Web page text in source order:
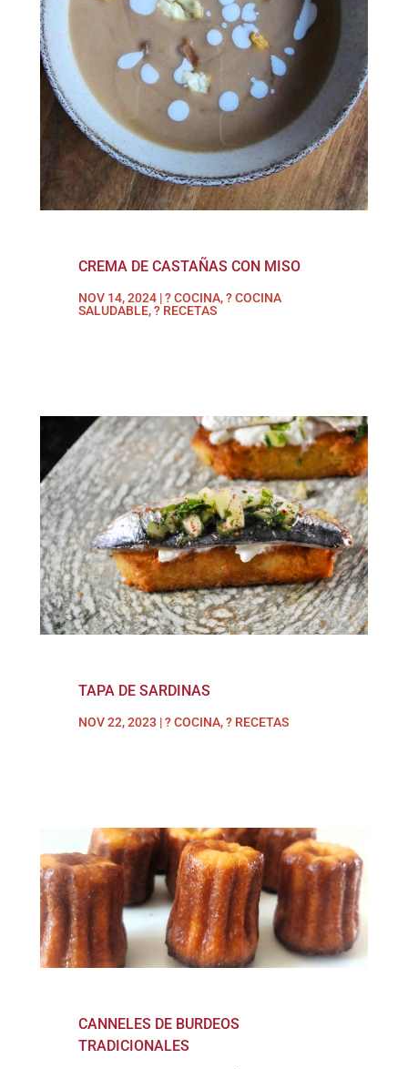
CREMA DE CASTAÑAS CON MISO
NOV 14, 2024 |? COCINA,? COCINA
SALUDABLE,? RECETAS
TAPA DE SARDINAS
NOV 22, 2023 |? COCINA,? RECETAS
CANNELES DE BURDEOS
TRADICIONALES